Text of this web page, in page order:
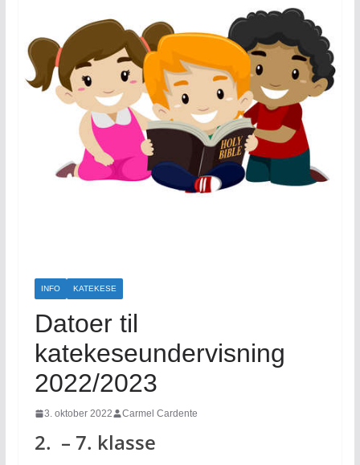
INFO KATEKESE
Datoer til
katekeseundervisning
2022/2023
3. oktober 2022 Carmel Cardente
2. – 7. klasse